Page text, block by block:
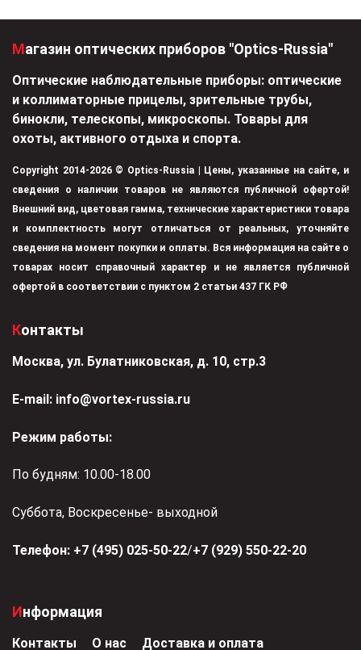
Магазин оптических приборов "Optics-Russia"
Оптические наблюдательные приборы: оптические
и коллиматорные прицелы, зрительные трубы,
бинокли, телескопы, микроскопы. Товары для
охоты, активного отдыха и спорта.
Copyright 2014-2026 © Optics-Russia | Цены, указанные на сайте, и
сведения о наличии товаров не являются публичной офертой!
Внешний вид, цветовая гамма, технические характеристики товара
и комплектность могут отличаться от реальных, уточняйте
сведения на момент покупки и оплаты. Вся информация на сайте о
товарах носит справочный характер и не является публичной
офертой в соответствии с пунктом 2 статьи 437 ГК РФ
Контакты
Москва, ул. Булатниковская, д. 10, стр.3
Е-mail: info@vortex-russia.ru
Режим работы:
По будням: 10.00-18.00
Суббота, Воскресенье- выходной
Телефон: +7 (495) 025-50-22/+7 (929) 550-22-20
Информация
Контакты О нас Доставка и оплата